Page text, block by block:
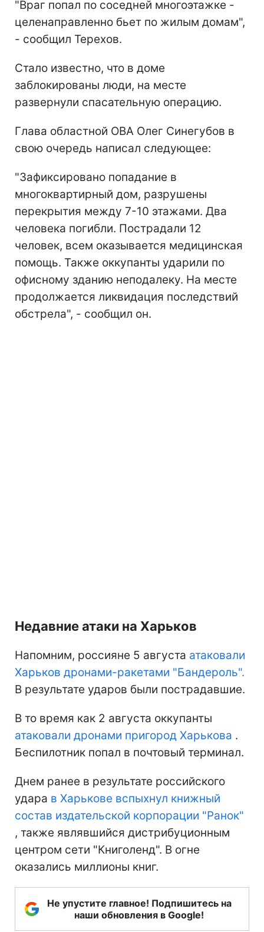
"Враг попал по соседней многоэтажке -
целенаправленно бьет по жилым домам",
- сообщил Терехов.
Стало известно, что в доме
заблокированы люди, на месте
развернули спасательную операцию.
Глава областной ОВА Олег Синегубов в
свою очередь написал следующее:
"Зафиксировано попадание в
многоквартирный дом, разрушены
перекрытия между 7-10 этажами. Два
человека погибли. Пострадали 12
человек, всем оказывается медицинская
помощь. Также оккупанты ударили по
офисному зданию неподалеку. На месте
продолжается ликвидация последствий
обстрела", - сообщил он.
Недавние атаки на Харьков
Напомним, россияне 5 августа атаковали
Харьков дронами-ракетами "Бандероль".
В результате ударов были пострадавшие.
В то время как 2 августа оккупанты
атаковали дронами пригород Харькова .
Беспилотник попал в почтовый терминал.
Днем ранее в результате российского
удара в Харькове вспыхнул книжный
состав издательской корпорации "Ранок"
, также являвшийся дистрибуционным
центром сети "Книголенд". В огне
оказались миллионы книг.
Не упустите главное! Подпишитесь на
наши обновления в Google!